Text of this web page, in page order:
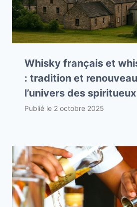
Whisky français et
: tradition et
l’univers des spiritueux
Publié le 2 octobre 2025